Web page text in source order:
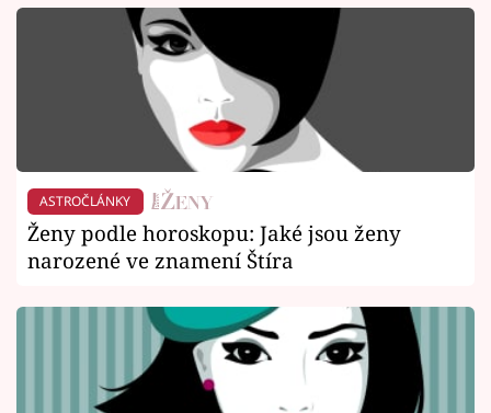
ASTROČLÁNKY
Ženy podle horoskopu: Jaké jsou ženy
narozené ve znamení Štíra